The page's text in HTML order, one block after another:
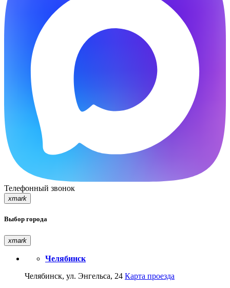
Телефонный звонок
xmark
Выбор города
xmark
Челябинск
Челябинск, ул. Энгельса, 24 Карта проезда